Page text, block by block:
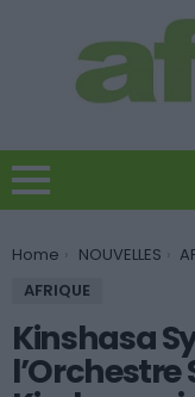
You are here:
Home NOUVELLES
AFRIQUE
Kinshasa